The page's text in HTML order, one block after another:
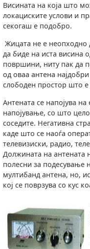
Висината на која што
локациските услови и
секогаш е подобро.
Жицата не е неопходно
да биде на иста висина
површини, ниту пак да
од оваа антена
слободен простор што
Антената се напојува
напојување, со што
соседите. Негативна
каде што се наоѓа
телевизиски, радио,
Должината на антената
полесни за подесување
мултибанд антена, но,
кој се поврзува со кус